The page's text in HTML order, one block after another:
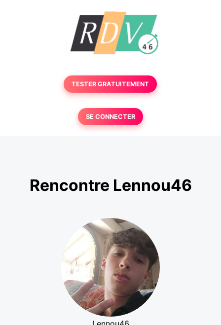
TESTER GRATUITEMENT
SE CONNECTER
Rencontre Lennou46